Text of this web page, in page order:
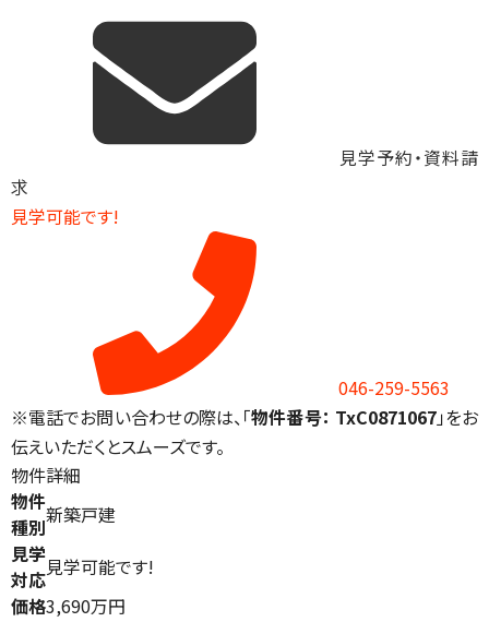
見学予約・資料請
求
見学可能です!
046-259-5563
※電話でお問い合わせの際は、「物件番号： TxC0871067」をお
伝えいただくとスムーズです。
物件詳細
物件
種別新築戸建
見学
対応見学可能です!
価格3,690万円